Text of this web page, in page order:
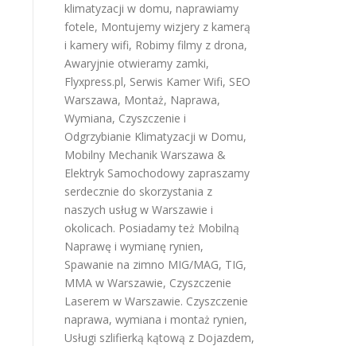
klimatyzacji w domu, naprawiamy
fotele, Montujemy wizjery z kamerą
i kamery wifi, Robimy filmy z drona,
Awaryjnie otwieramy zamki,
Flyxpress.pl, Serwis Kamer Wifi, SEO
Warszawa, Montaż, Naprawa,
Wymiana, Czyszczenie i
Odgrzybianie Klimatyzacji w Domu,
Mobilny Mechanik Warszawa &
Elektryk Samochodowy zapraszamy
serdecznie do skorzystania z
naszych usług w Warszawie i
okolicach. Posiadamy też Mobilną
Naprawę i wymianę rynien,
Spawanie na zimno MIG/MAG, TIG,
MMA w Warszawie, Czyszczenie
Laserem w Warszawie. Czyszczenie
naprawa, wymiana i montaż rynien,
Usługi szlifierką kątową z Dojazdem,